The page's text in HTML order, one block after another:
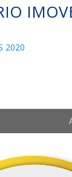
2020